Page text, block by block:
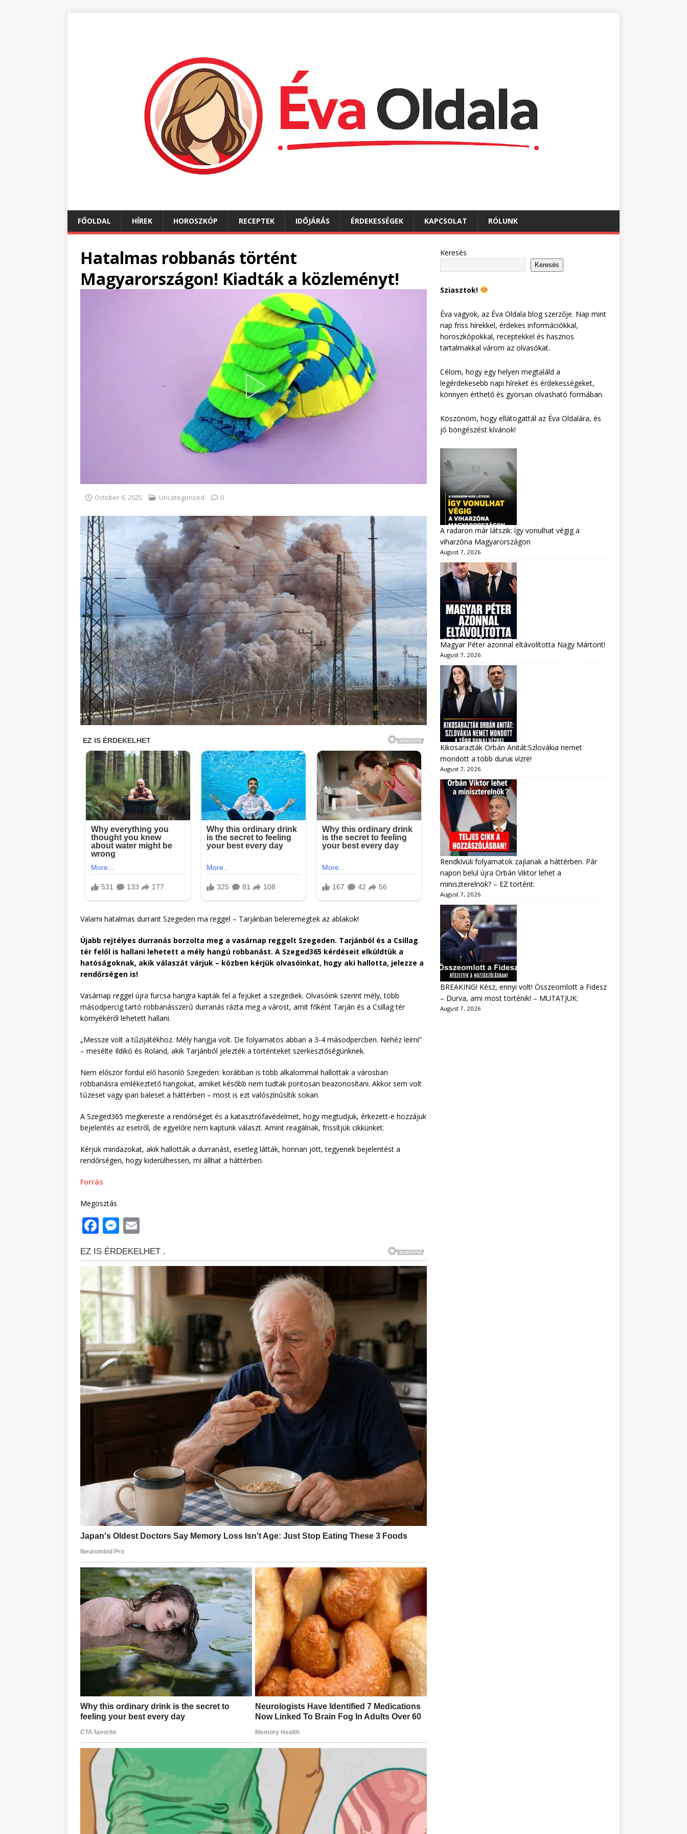
FŐOLDAL HÍREK HOROSZKÓP RECEPTEK IDŐJÁRÁS ÉRDEKESSÉGEK KAPCSOLAT RÓLUNK
Hatalmas robbanás történt
Magyarországon! Kiadták a közleményt!
October 6, 2025 Uncategorized 0
Valami hatalmas durrant Szegeden ma reggel – Tarjánban beleremegtek az ablakok!
Újabb rejtélyes durranás borzolta meg a vasárnap reggelt Szegeden. Tarjánból és a Csillag
tér felől is hallani lehetett a mély hangú robbanást. A Szeged365 kérdéseit elküldtük a
hatóságoknak, akik válaszát várjuk – közben kérjük olvasóinkat, hogy aki hallotta, jelezze a
rendőrségen is!
Vasárnap reggel újra furcsa hangra kapták fel a fejüket a szegediek. Olvasóink szerint mély, több
másodpercig tartó robbanásszerű durranás rázta meg a várost, amit főként Tarján és a Csillag tér
környékéről lehetett hallani.
„Messze volt a tűzijátékhoz. Mély hangja volt. De folyamatos abban a 3-4 másodpercben. Nehéz leírni”
– mesélte Ildikó és Roland, akik Tarjánból jelezték a történteket szerkesztőségünknek.
Nem először fordul elő hasonló Szegeden: korábban is több alkalommal hallottak a városban
robbanásra emlékeztető hangokat, amiket később nem tudtak pontosan beazonosítani. Akkor sem volt
tűzeset vagy ipari baleset a háttérben – most is ezt valószínűsítik sokan.
A Szeged365 megkereste a rendőrséget és a katasztrófavédelmet, hogy megtudjuk, érkezett-e hozzájuk
bejelentés az esetről, de egyelőre nem kaptunk választ. Amint reagálnak, frissítjük cikkünket.
Kérjük mindazokat, akik hallották a durranást, esetleg látták, honnan jött, tegyenek bejelentést a
rendőrségen, hogy kiderülhessen, mi állhat a háttérben.
Forrás
Megosztás
F
a
c
e
b
o
o
k
M
ss
e
n
e
r
ai
Keresés
Keresés
Sziasztok!
Éva vagyok, az Éva Oldala blog szerzője. Nap mint
nap friss hírekkel, érdekes információkkal,
horoszkópokkal, receptekkel és hasznos
tartalmakkal várom az olvasókat.
Célom, hogy egy helyen megtaláld a
legérdekesebb napi híreket és érdekességeket,
könnyen érthető és gyorsan olvasható formában.
Köszönöm, hogy ellátogattál az Éva Oldalára, és
jó böngészést kívánok!
A radaron már látszik: így vonulhat végig a
viharzóna Magyarországon
August 7, 2026
Magyar Péter azonnal eltávolította Nagy Mártont!
August 7, 2026
Kikosarazták Orbán Anitát:Szlovákia nemet
mondott a több dunai vízre!
August 7, 2026
Rendkívüli folyamatok zajlanak a háttérben. Pár
napon belül újra Orbán Viktor lehet a
miniszterelnök? – EZ történt:
August 7, 2026
BREAKING! Kész, ennyi volt! Összeomlott a Fidesz
– Durva, ami most történik! – MUTATJUK:
August 7, 2026